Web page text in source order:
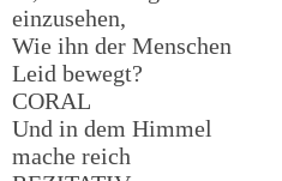
einzusehen,
Wie ihn der Menschen
Leid bewegt?
CORAL
Und in dem Himmel
mache reich